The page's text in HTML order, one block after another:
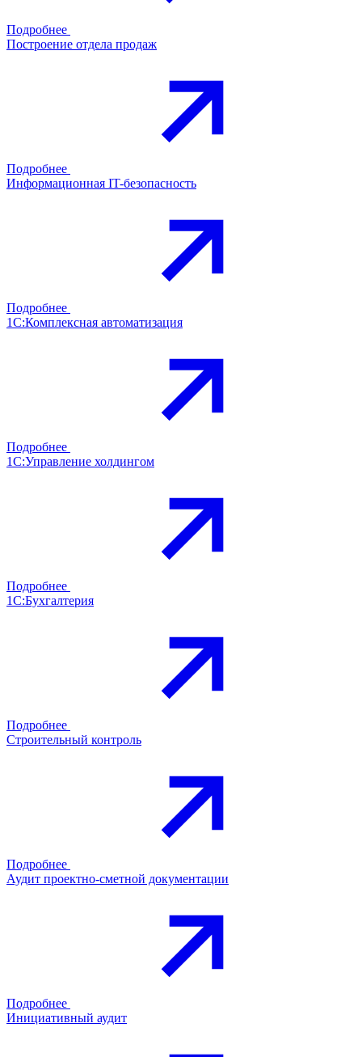
Подробнее
Построение отдела продаж
Подробнее
Информационная IT-безопасность
Подробнее
1С:Комплексная автоматизация
Подробнее
1С:Управление холдингом
Подробнее
1С:Бухгалтерия
Подробнее
Строительный контроль
Подробнее
Аудит проектно-сметной документации
Подробнее
Инициативный аудит